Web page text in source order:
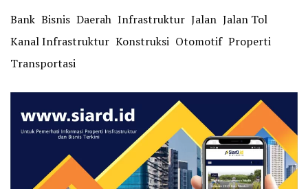
Bank Bisnis Daerah Infrastruktur Jalan Jalan Tol
Kanal Infrastruktur Konstruksi Otomotif Properti
Transportasi